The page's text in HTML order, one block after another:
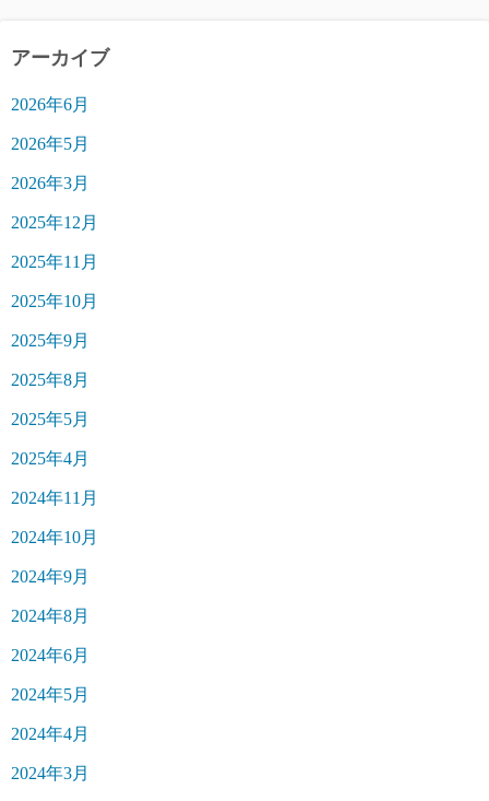
アーカイブ
2026年6月
2026年5月
2026年3月
2025年12月
2025年11月
2025年10月
2025年9月
2025年8月
2025年5月
2025年4月
2024年11月
2024年10月
2024年9月
2024年8月
2024年6月
2024年5月
2024年4月
2024年3月